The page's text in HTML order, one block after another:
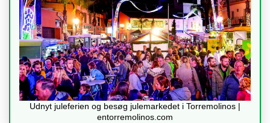
Udnyt juleferien og besøg julemarkedet i Torremolinos |
entorremolinos.com